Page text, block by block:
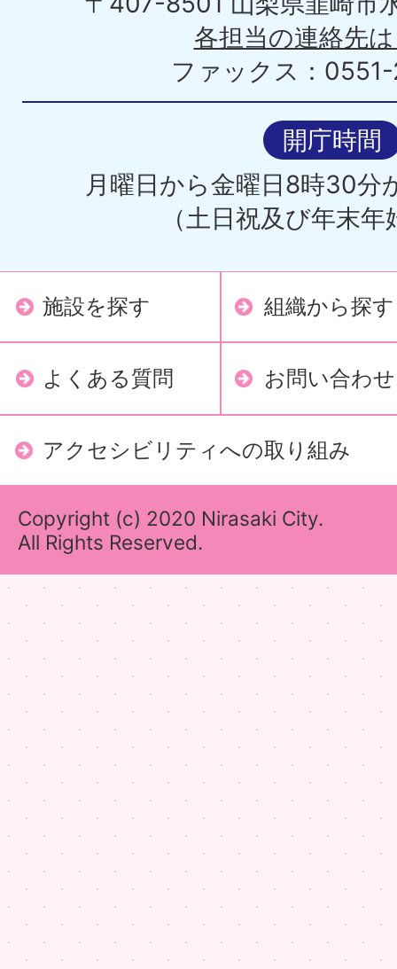
各担当の連絡先
ファックス：
開庁時間
月曜日から金曜日8時30分
（土日祝及び年末
施設を探す 組織から探す
よくある質問 お問い合わせ
アクセシビリティへの取り組み
Copyright (c) 2020 Nirasaki City.
All Rights Reserved.